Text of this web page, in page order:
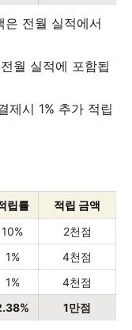
전월 실적에서
월 실적에 포함됩
제시 1% 추가 적립
립률
적립 금액
10%
2천점
1%
4천점
1%
4천점
1만점